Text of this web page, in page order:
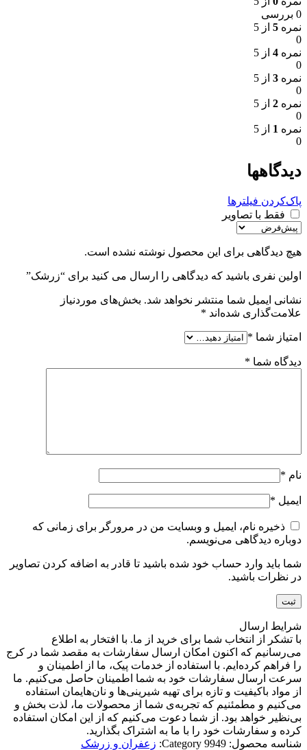
0 بررسی
نمره 5 از 5
0
نمره 4 از 5
0
نمره 3 از 5
0
نمره 2 از 5
0
نمره 1 از 5
0
دیدگاهها
پاک‌کردن فیلترها
فقط با تصاویر
هیچ دیدگاهی برای این محصول نوشته نشده است.
اولین نفری باشید که دیدگاهی را ارسال می کنید برای “زرشک”
نشانی ایمیل شما منتشر نخواهد شد. بخش‌های موردنیاز
علامت‌گذاری شده‌اند *
امتیاز شما *
دیدگاه شما *
نام *
ایمیل *
ذخیره نام، ایمیل و وبسایت من در مرورگر برای زمانی که
دوباره دیدگاهی می‌نویسم.
شما باید وارد حساب خود شده باشید تا قادر به اضافه کردن تصاویر
در نظرات باشید.
شرایط ارسال
با تشکر از انتخاب شما برای خرید از ما. با افتخار به اطلاع
می‌رسانیم که اکنون امکان ارسال سفارشات به مقصد شما در کرج
را فراهم کرده‌ایم. با استفاده از خدمات پیک، ما از اطمینان و
سرعت ارسال سفارشات خود به شما اطمینان حاصل می‌کنیم. ما
از مواد باکیفیت و تازه برای تهیه شیرینی‌ها و نان‌هایمان استفاده
می‌کنیم و مطمئنیم که تجربه‌ی شما از محصولات ما، لذت بخش و
بی‌نظیر خواهد بود. از شما دعوت می‌کنیم که از این امکان استفاده
کرده و سفارشات خود را با ما به اشتراک بگذارید.
شناسه محصول: 9949
Category: زعفران و زرشک